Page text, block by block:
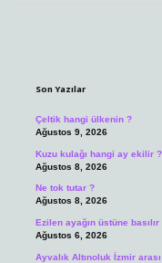
Son Yazılar
Çeltik hangi ülkenin ?
Ağustos 9, 2026
Kuzu kulağı hangi ay ekilir ?
Ağustos 8, 2026
Ne tok tutar ?
Ağustos 8, 2026
Ezilen ayağın üstüne basılır
Ağustos 6, 2026
Ayvalık Altınoluk İzmir